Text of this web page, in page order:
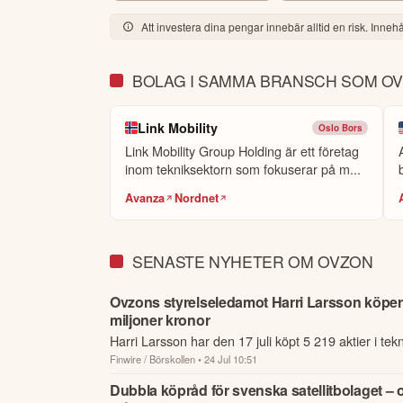
Under det andra kvartalet lanserade vi Ovzon
flexibla lösningar för design, produktion och
Vi går in i andra halvan av 2026 med ett bra
upphandlingsprocesser. Detta samtidigt som vi
fortsätter att omforma försvarsindustrin.
resilient kommunikation som fortsätter att
Med en unik satellitkommunikationsplattform
aktieägare och samhället i stort.
Att investera dina pengar innebär alltid en risk.
BOLAG I SAMMA BRANSCH SOM
Link Mobility Oslo Bors
Link Mobility Group Holding är ett företag
inom tekniksektorn som fokuserar på m...
Avanza Nordnet
SENASTE NYHETER OM OVZON
Ovzons styrelseledamot Harri Larsson
miljoner kronor
Harri Larsson har den 17 juli köpt 5 219 aktier i
där han är styrelseledamot.
Finwire / Börskollen• 24 Jul 10:51
Dubbla köpråd för svenska satellitbolaget –